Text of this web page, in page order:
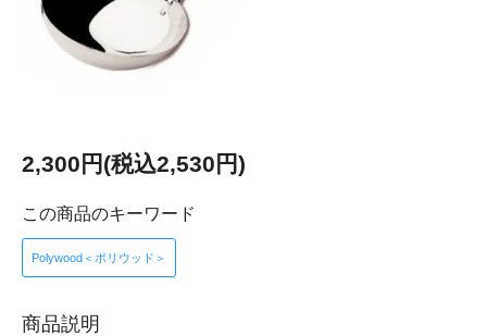
2,300円(税込2,530円)
この商品のキーワード
Polywood＜ポリウッド＞
商品説明